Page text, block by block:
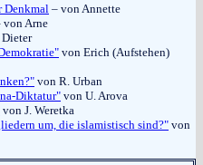
Denkmal – von Annette
von Arne
von Erich (Aufstehen)
von R. Urban
Diktatur" von U. Arova
von J. Weretka
um, die islamistisch sind?" von